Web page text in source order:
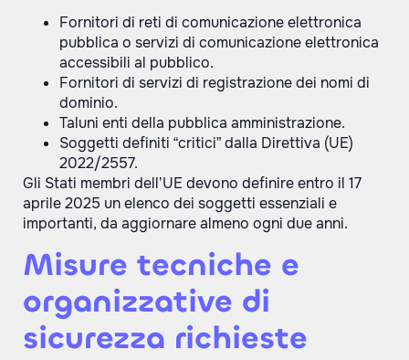
Fornitori di reti di comunicazione elettronica
pubblica o servizi di comunicazione elettronica
accessibili al pubblico.
Fornitori di servizi di registrazione dei nomi di
dominio.
Taluni enti della pubblica amministrazione.
Soggetti definiti “critici” dalla Direttiva (UE)
2022/2557.
Gli Stati membri dell’UE devono definire entro il 17
aprile 2025 un elenco dei soggetti essenziali e
importanti, da aggiornare almeno ogni due anni.
Misure tecniche e
organizzative di
sicurezza richieste